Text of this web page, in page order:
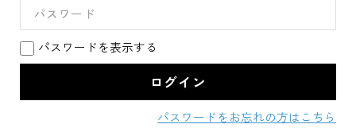
パスワードを表示する
パスワードをお忘れの方はこちら